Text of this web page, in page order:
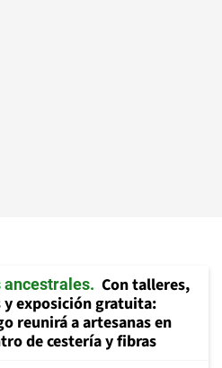
ancestrales
Con talleres,
y exposición gratuita:
reunirá a artesanas en
de cestería y fibras